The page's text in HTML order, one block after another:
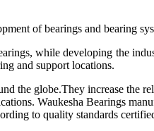
of bearings and bearing
while developing the
and support locations.
the globe.They increase the
Waukesha Bearings
to quality standards